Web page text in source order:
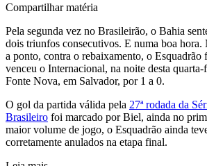
Compartilhar matéria
Pela segunda vez no Brasileirão, o Bahia
dois triunfos consecutivos. E numa boa hora.
a ponto, contra o rebaixamento, o
venceu o Internacional, na noite desta
Fonte Nova, em Salvador, por 1 a 0.
O gol da partida válida pela 27ª rodada da
Brasileiro foi marcado por Biel, ainda no
maior volume de jogo, o Esquadrão ainda
corretamente anulados na etapa final.